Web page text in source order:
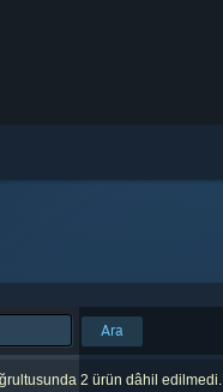
Ara
2 ürün dâhil edilmedi.